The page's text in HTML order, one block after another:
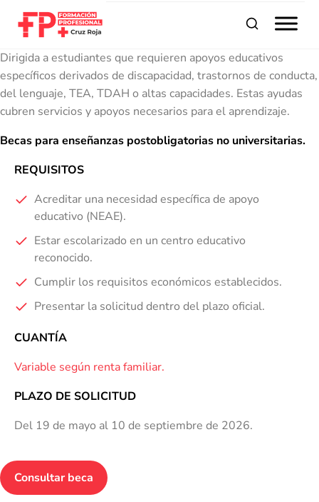
Buscar
Dirigida a estudiantes que requieren apoyos educativos
específicos derivados de discapacidad, trastornos de conducta,
del lenguaje, TEA, TDAH o altas capacidades. Estas ayudas
cubren servicios y apoyos necesarios para el aprendizaje.
Becas para enseñanzas postobligatorias no universitarias.
REQUISITOS
Acreditar una necesidad específica de apoyo
educativo (NEAE).
Estar escolarizado en un centro educativo
reconocido.
Cumplir los requisitos económicos establecidos.
Presentar la solicitud dentro del plazo oficial.
CUANTÍA
Variable según renta familiar.
PLAZO DE SOLICITUD
Del 19 de mayo al 10 de septiembre de 2026.
Consultar beca